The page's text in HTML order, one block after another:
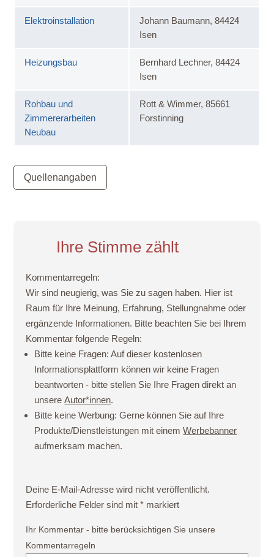
Elektroinstallation
Johann Baumann, 84424
Isen
Heizungsbau
Bernhard Lechner, 84424
Isen
Rohbau und
Zimmererarbeiten
Neubau
Rott & Wimmer, 85661
Forstinning
Quellenangaben
Ihre Stimme zählt
Kommentarregeln:
Wir sind neugierig, was Sie zu sagen haben. Hier ist
Raum für Ihre Meinung, Erfahrung, Stellungnahme oder
ergänzende Informationen. Bitte beachten Sie bei Ihrem
Kommentar folgende Regeln:
Bitte keine Fragen: Auf dieser kostenlosen
Informationsplattform können wir keine Fragen
beantworten - bitte stellen Sie Ihre Fragen direkt an
unsereAutor*innen.
Bitte keine Werbung: Gerne können Sie auf Ihre
Produkte/Dienstleistungen mit einemWerbebanner
aufmerksam machen.
Deine E-Mail-Adresse wird nicht veröffentlicht.
Erforderliche Felder sind mit* markiert
Ihr Kommentar - bitte berücksichtigen Sie unsere
Kommentarregeln